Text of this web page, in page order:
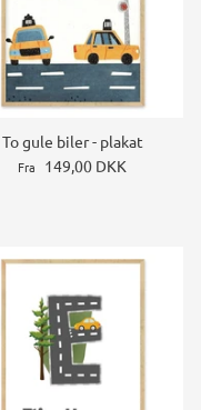
To gule biler - plakat
Fra 149,00 DKK